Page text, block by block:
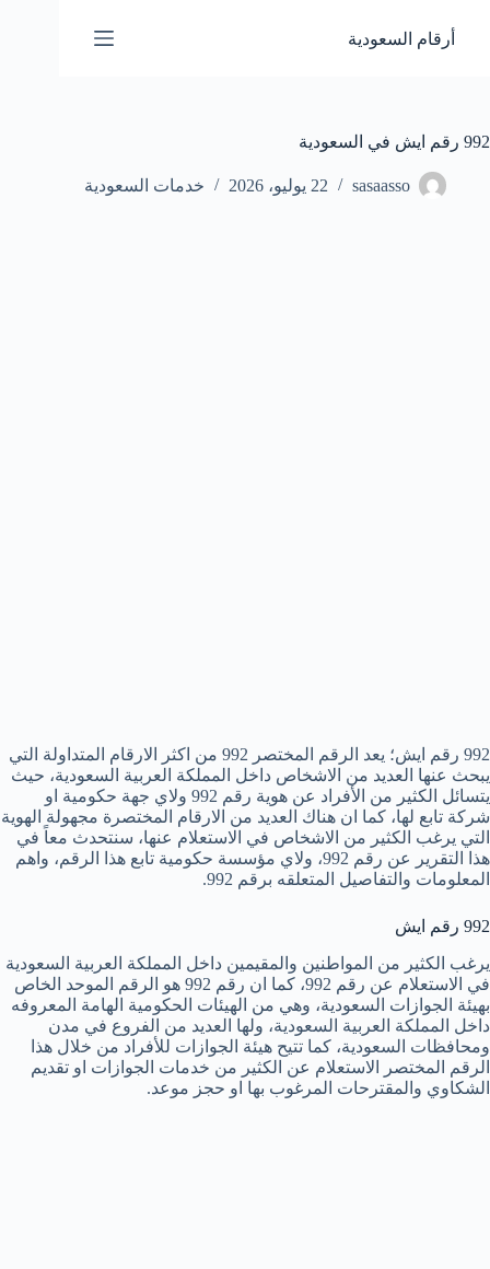
المحتوى
أرقام السعودية
992 رقم ايش في السعودية
sasaasso 22 يوليو، 2026 خدمات السعودية
992 رقم ايش؛ يعد الرقم المختصر 992 من اكثر الارقام المتداولة التي
يبحث عنها العديد من الاشخاص داخل المملكة العربية السعودية، حيث
يتسائل الكثير من الأفراد عن هوية رقم 992 ولاي جهة حكومية او
شركة تابع لها، كما ان هناك العديد من الارقام المختصرة مجهولة الهوية
التي يرغب الكثير من الاشخاص في الاستعلام عنها، سنتحدث معاً في
هذا التقرير عن رقم 992، ولاي مؤسسة حكومية تابع هذا الرقم، واهم
المعلومات والتفاصيل المتعلقه برقم 992.
992 رقم ايش
يرغب الكثير من المواطنين والمقيمين داخل المملكة العربية السعودية
في الاستعلام عن رقم 992، كما ان رقم 992 هو الرقم الموحد الخاص
بهيئة الجوازات السعودية، وهي من الهيئات الحكومية الهامة المعروفه
داخل المملكة العربية السعودية، ولها العديد من الفروع في مدن
ومحافظات السعودية، كما تتيح هيئة الجوازات للأفراد من خلال هذا
الرقم المختصر الاستعلام عن الكثير من خدمات الجوازات او تقديم
الشكاوي والمقترحات المرغوب بها او حجز موعد.